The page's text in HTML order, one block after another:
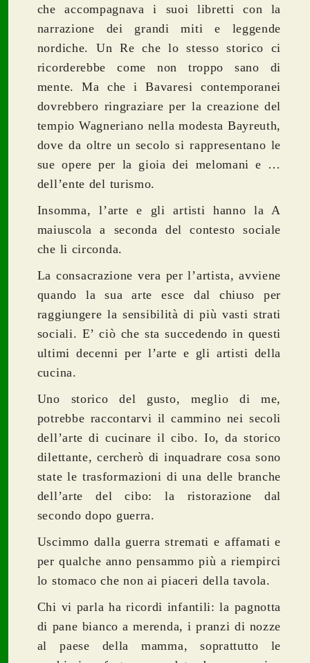
che accompagnava i suoi libretti con la
narrazione dei grandi miti e leggende
nordiche. Un Re che lo stesso storico ci
ricorderebbe come non troppo sano di
mente. Ma che i Bavaresi contemporanei
dovrebbero ringraziare per la creazione del
tempio Wagneriano nella modesta Bayreuth,
dove da oltre un secolo si rappresentano le
sue opere per la gioia dei melomani e …
dell’ente del turismo.
Insomma, l’arte e gli artisti hanno la A
maiuscola a seconda del contesto sociale
che li circonda.
La consacrazione vera per l’artista, avviene
quando la sua arte esce dal chiuso per
raggiungere la sensibilità di più vasti strati
sociali. E’ ciò che sta succedendo in questi
ultimi decenni per l’arte e gli artisti della
cucina.
Uno storico del gusto, meglio di me,
potrebbe raccontarvi il cammino nei secoli
dell’arte di cucinare il cibo. Io, da storico
dilettante, cercherò di inquadrare cosa sono
state le trasformazioni di una delle branche
dell’arte del cibo: la ristorazione dal
secondo dopo guerra.
Uscimmo dalla guerra stremati e affamati e
per qualche anno pensammo più a riempirci
lo stomaco che non ai piaceri della tavola.
Chi vi parla ha ricordi infantili: la pagnotta
di pane bianco a merenda, i pranzi di nozze
al paese della mamma, soprattutto le